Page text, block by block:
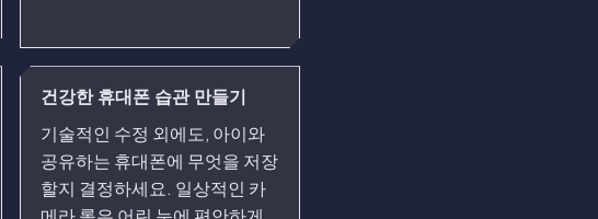
건강한 휴대폰 습관 만들기
기술적인 수정 외에도, 아이와
공유하는 휴대폰에 무엇을 저장
할지 결정하세요. 일상적인 카